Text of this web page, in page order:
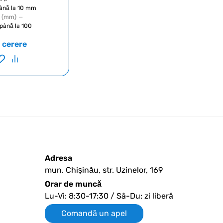
la 10 mm
(mm) —
la 100
cerere
Adresa
mun. Chișinău, str. Uzinelor, 169
Orar de muncă
Lu-Vi: 8:30-17:30 / Sâ-Du: zi liberă
Comandă un apel